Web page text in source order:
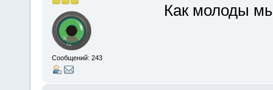
Сообщений: 243
Как молоды